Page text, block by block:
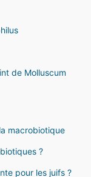
de Molluscum
macrobiotique
?
pour les juifs ?